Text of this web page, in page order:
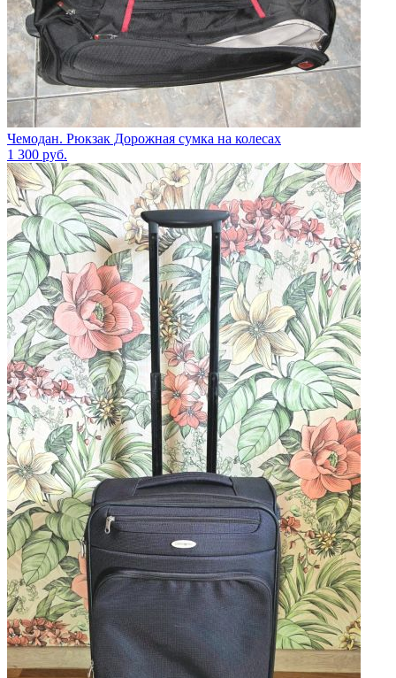
Чемодан. Рюкзак Дорожная сумка на колесах
1 300 руб.